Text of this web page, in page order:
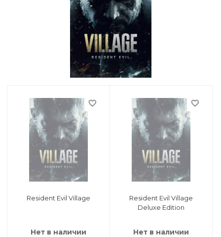
favorite_border
Resident Evil Village
Нет в наличии
favorite_border
Resident Evil Village
Deluxe Edition
Нет в наличии